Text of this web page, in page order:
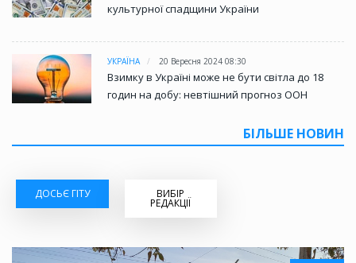
культурної спадщини України
УКРАЇНА 20 Вересня 2024 08:30
Взимку в Україні може не бути світла до 18
годин на добу: невтішний прогноз ООН
БІЛЬШЕ НОВИН
ДОСЬЄ ГІТУ ВИБІР
РЕДАКЦІЇ